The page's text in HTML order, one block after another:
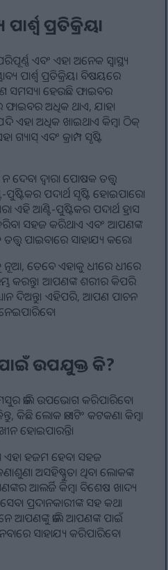
ପ୍ରତିକ୍ରିୟା
ଏବଂ ଏହା ଅନେକ ସ୍ୱାସ୍ଥ୍ୟ
ପାର୍ଶ୍ୱ ପ୍ରତିକ୍ରିୟା ବିଷୟରେ
ସମସ୍ୟା ହେଉଛି ଫାଇବର
ଫାଇବର ଅଧିକ ଥାଏ, ଯାହା
ଏହା ଅଧିକ ଖାଇଥାଏ କିମ୍ବା ଠିକ୍
ଗ୍ୟାସ୍ ଏବଂ କ୍ରାମ୍ପ ସୃଷ୍ଟି
ଦେବା ଦ୍ଵାରା ପୋଷକ ତତ୍ତ୍ୱ
ପଦାର୍ଥ ସୃଷ୍ଟି ହୋଇପାରେ।
ଏହି ଆଣ୍ଟି-ପୁଷ୍ଟିକର ପଦାର୍ଥ ହ୍ରାସ
ସହଜ କରିଥାଏ ଏବଂ ଆପଣଙ୍କ
ପାଇବାରେ ସାହାଯ୍ୟ କରେ।
ତେବେ ଏହାକୁ ଧୀରେ ଧୀରେ
କରନ୍ତୁ। ଆପଣଙ୍କ ଶରୀର କିପରି
ଦିଅନ୍ତୁ। ଏହିପରି, ଆପଣ ପାଚନ
ଉପଯୁକ୍ତ କି?
ଡାଲି ଉପଭୋଗ କରିପାରିବେ।
କିଛି ଲୋକ ଡାଏଟିଂ କଟକଣା କିମ୍ବା
ହୋଇପାରନ୍ତି।
ଏହା ହଜମ ହେବା ସହଜ
ଜଣାଶୁଣା ଅସହିଷ୍ଣୁତା ଥିବା ଲୋକଙ୍କ
ଆଲର୍ଜି କିମ୍ବା ବିଶେଷ ଖାଦ୍ୟ
ପ୍ରଦାନକାରୀଙ୍କ ସହ କଥା
ଆପଣଙ୍କୁ ଡାଲି ଆପଣଙ୍କ ପାଇଁ
ସାହାଯ୍ୟ କରିପାରିବେ।